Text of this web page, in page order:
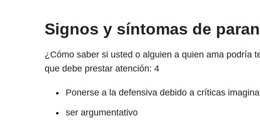
Signos y síntomas de
¿Cómo saber si usted o alguien a quien ama podría
que debe prestar atención: 4
Ponerse a la defensiva debido a críticas
ser argumentativo